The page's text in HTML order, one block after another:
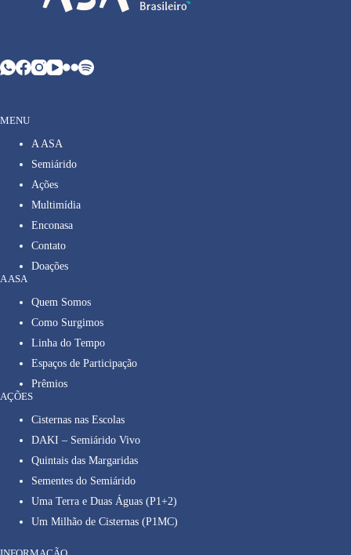
MENU
A ASA
Semiárido
Ações
Multimídia
Enconasa
Contato
Doações
A ASA
Quem Somos
Como Surgimos
Linha do Tempo
Espaços de Participação
Prêmios
AÇÕES
Cisternas nas Escolas
DAKI – Semiárido Vivo
Quintais das Margaridas
Sementes do Semiárido
Uma Terra e Duas Águas (P1+2)
Um Milhão de Cisternas (P1MC)